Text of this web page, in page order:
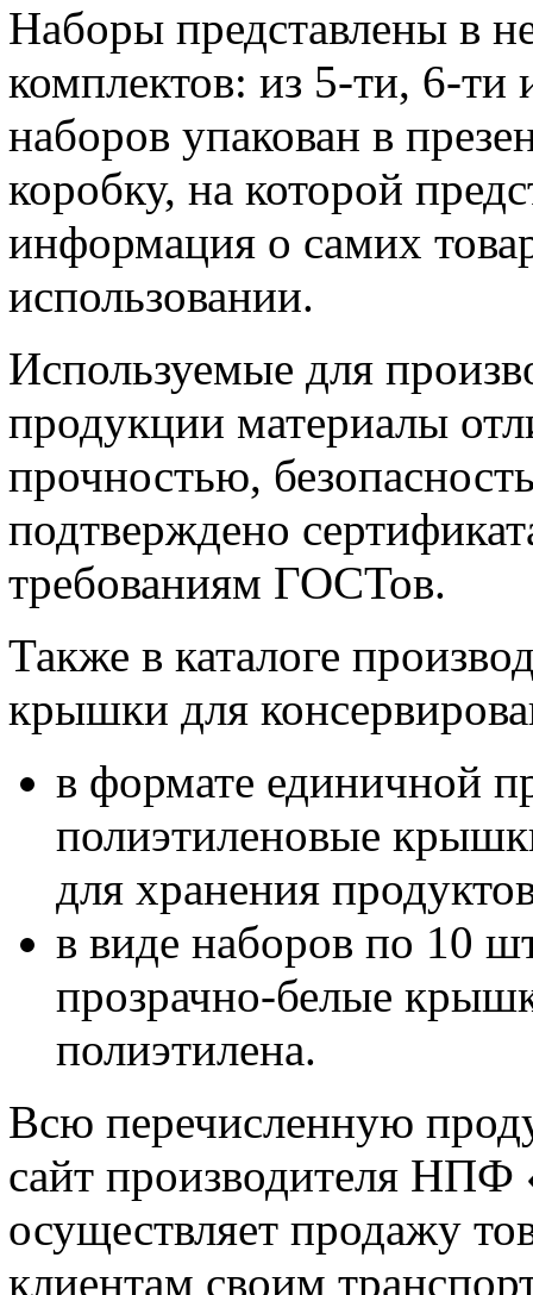
Наборы представлены в
комплектов: из 5-ти, 6-
наборов упакован в
коробку, на которой
информация о самих
использовании.
Используемые для
продукции материалы
прочностью,
подтверждено
требованиям ГОСТов.
Также в каталоге
крышки для
в формате единичной
полиэтиленовые
для хранения
в виде наборов по 10
прозрачно-белые
полиэтилена.
Всю перечисленную
сайт производителя
осуществляет продажу
клиентам своим